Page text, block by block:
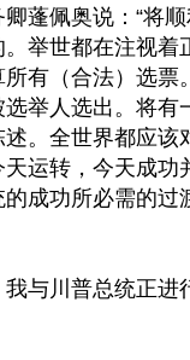
蓬佩奥说：“将
。举世都在注视着
有（合法）选票
举人选出。将有
。全世界都应该
运转，今天成功
成功所必需的过
与川普总统正进